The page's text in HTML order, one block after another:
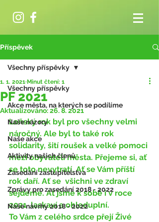
Příspěvek
Všechny příspěvky
Akce města, na kterých se podílíme
Naše názory
Naše akce
Aktivity našich členů
Zasedání zastupitelstva
Zprávy pro zasedání 2018 - 2022
Naše návrhy 2018 - 2022
Všechny příspěvky
PF 2021
1. 1. 2021 Minut čtení: 1
Aktualizováno:26. 8. 2021
Loňský rok byl pro všechny velmi
náročný. Ale byl to také rok
solidarity, šití roušek a velké pomoci
mezi obyvateli města. Přejeme si, ať
se toto nevytratí. Ať se Vám příští
rok daří. Ať se  všichni ve zdraví
sejdeme. Ať jsme k sobě i v roce
2021  laskaví a ohleduplní.
To Vám z celého srdce přejí Živé